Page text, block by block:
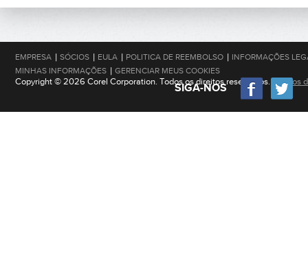
EMPRESA | SÓCIOS | EULA | POLITICA DE REEMBOLSO | INFORMAÇÕES
MINHAS INFORMAÇÕES | GERENCIAR MEUS COOKIES
Copyright © 2026 Corel Corporation. Todos os direitos reservados. Termos
SIGA-NOS